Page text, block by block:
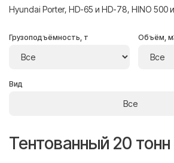
Hyundai Porter, HD-65 и HD-78, HINO 500
Грузоподъёмность, т Объём,
Вид
Тентованный 20 тонн